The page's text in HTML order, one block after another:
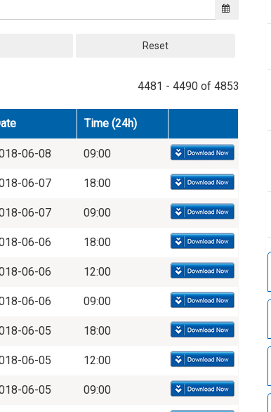
Reset
4481 - 4490 of 4853
Time (24h)
06-08 09:00
06-07 18:00
06-07 09:00
06-06 18:00
06-06 12:00
06-06 09:00
06-05 18:00
06-05 12:00
06-05 09:00